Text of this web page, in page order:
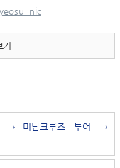
→ 미남크루즈 투어 →